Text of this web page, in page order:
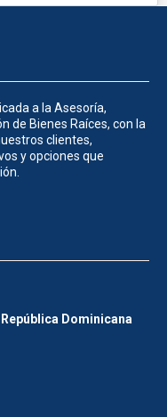
a la Asesoría,
de Bienes Raíces, con la
clientes,
y opciones que
Dominicana